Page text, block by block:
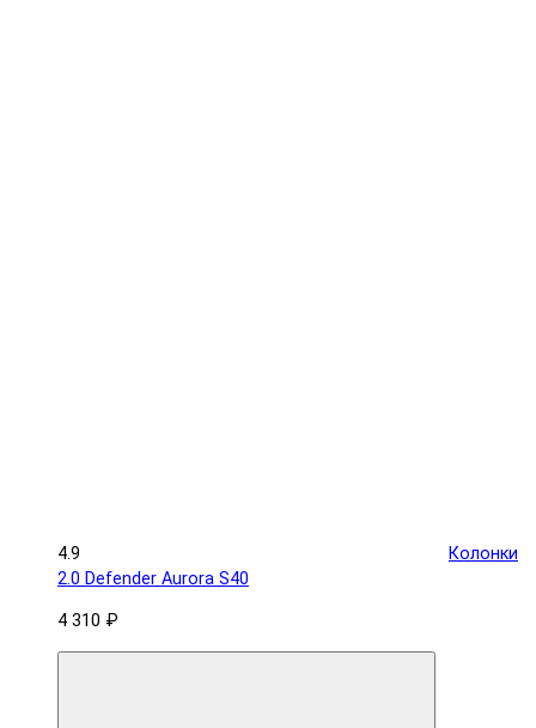
4.9
Колонки
2.0 Defender Aurora S40
4 310 ₽